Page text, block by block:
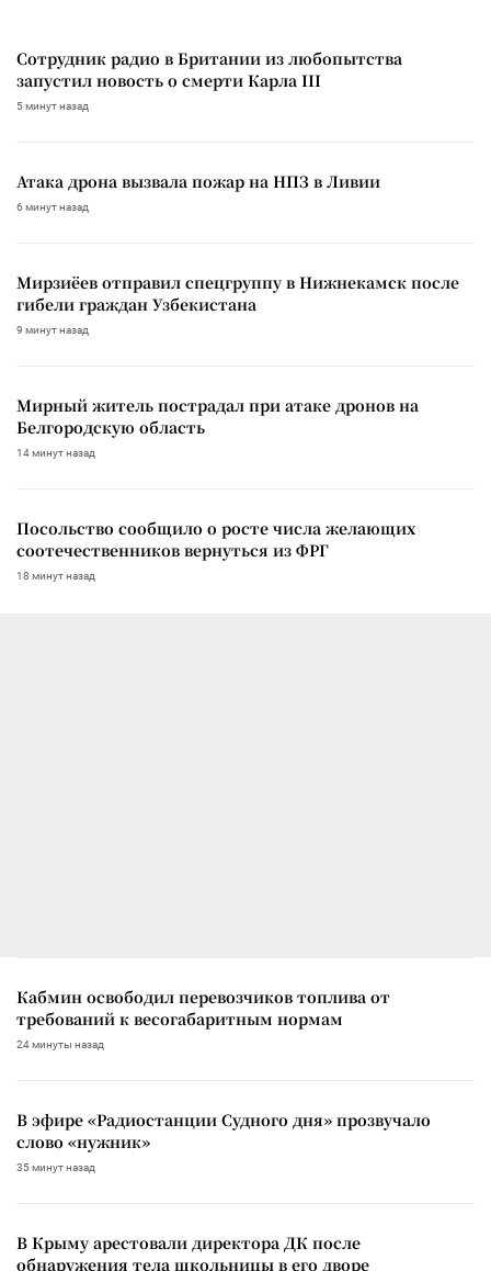
Сотрудник радио в Британии из любопытства
запустил новость о смерти Карла III
5 минут назад
Атака дрона вызвала пожар на НПЗ в Ливии
6 минут назад
Мирзиёев отправил спецгруппу в Нижнекамск после
гибели граждан Узбекистана
9 минут назад
Мирный житель пострадал при атаке дронов на
Белгородскую область
14 минут назад
Посольство сообщило о росте числа желающих
соотечественников вернуться из ФРГ
18 минут назад
Кабмин освободил перевозчиков топлива от
требований к весогабаритным нормам
24 минуты назад
В эфире «Радиостанции Судного дня» прозвучало
слово «нужник»
35 минут назад
В Крыму арестовали директора ДК после
обнаружения тела школьницы в его дворе